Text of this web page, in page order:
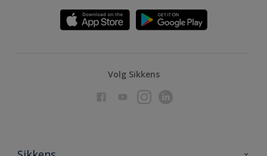
Volg Sikkens